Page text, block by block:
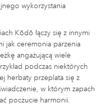
wykorzystania
Kōdō łączy się z innymi
jak ceremonia parzenia
angażującą wiele
podczas niektórych
herbaty przeplata się z
w którym zapach
poczucie harmonii.